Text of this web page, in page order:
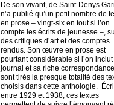
De son vivant, de Saint-Denys
n’a publié qu’un petit nombre de
en prose – vingt-six en tout si l’on
compte les écrits de jeunesse –,
des critiques d’art et des comptes
rendus. Son œuvre en prose est
pourtant considérable si l’on
journal et sa riche
sont tirés la presque totalité des
choisis dans cette anthologie.
entre 1929 et 1938, ces textes